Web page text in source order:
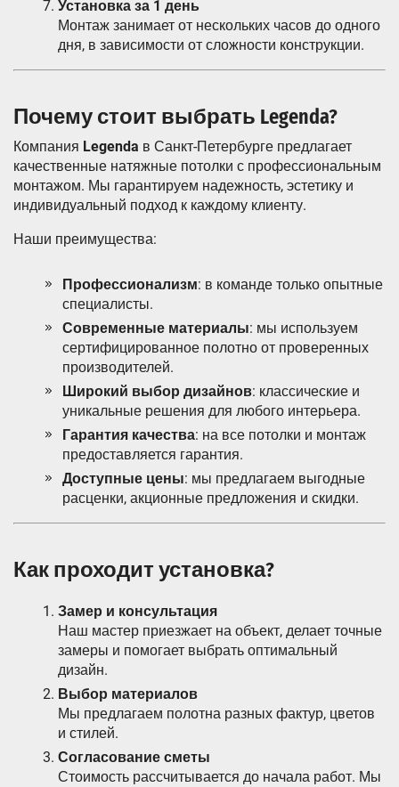
Установка за 1 день
Монтаж занимает от нескольких часов до одного
дня, в зависимости от сложности конструкции.
Почему стоит выбрать Legenda?
Компания Legenda в Санкт-Петербурге предлагает
качественные натяжные потолки с профессиональным
монтажом. Мы гарантируем надежность, эстетику и
индивидуальный подход к каждому клиенту.
Наши преимущества:
Профессионализм: в команде только опытные
специалисты.
Современные материалы: мы используем
сертифицированное полотно от проверенных
производителей.
Широкий выбор дизайнов: классические и
уникальные решения для любого интерьера.
Гарантия качества: на все потолки и монтаж
предоставляется гарантия.
Доступные цены: мы предлагаем выгодные
расценки, акционные предложения и скидки.
Как проходит установка?
Замер и консультация
Наш мастер приезжает на объект, делает точные
замеры и помогает выбрать оптимальный
дизайн.
Выбор материалов
Мы предлагаем полотна разных фактур, цветов
и стилей.
Согласование сметы
Стоимость рассчитывается до начала работ. Мы